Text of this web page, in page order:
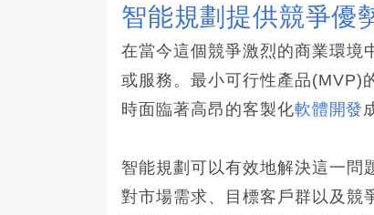
智能規劃提供競爭優
在當今這個競爭激烈的商業環境
或服務。最小可行性產品(MVP)
時面臨著高昂的客製化軟體開發
智能規劃可以有效地解決這一問
對市場需求、目標客戶群以及競